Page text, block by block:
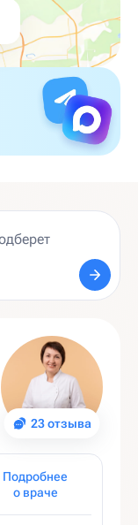
23 отзыва
Подробнее
о враче